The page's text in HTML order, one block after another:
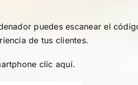
puedes escanear el
de tus clientes.
clic aquí.